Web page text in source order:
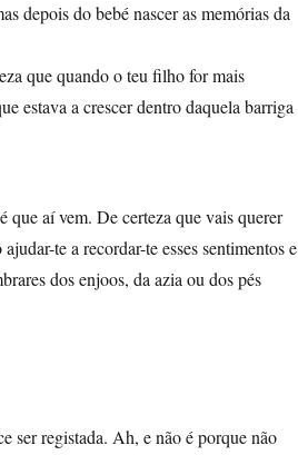
depois do bebé nascer as memórias da
que quando o teu filho for mais
estava a crescer dentro daquela barriga
que aí vem. De certeza que vais querer
te a recordar-te esses sentimentos e
dos enjoos, da azia ou dos pés
ser registada. Ah, e não é porque não